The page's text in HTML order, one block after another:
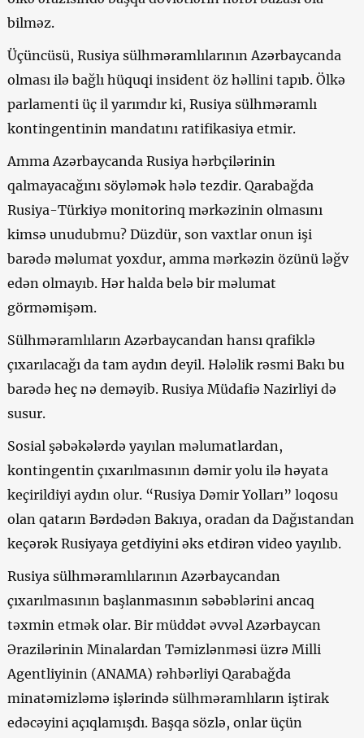
bilməz.
Üçüncüsü, Rusiya sülhməramlılarının Azərbaycanda
olması ilə bağlı hüquqi insident öz həllini tapıb. Ölkə
parlamenti üç il yarımdır ki, Rusiya sülhməramlı
kontingentinin mandatını ratifikasiya etmir.
Amma Azərbaycanda Rusiya hərbçilərinin
qalmayacağını söyləmək hələ tezdir. Qarabağda
Rusiya-Türkiyə monitorinq mərkəzinin olmasını
kimsə unudubmu? Düzdür, son vaxtlar onun işi
barədə məlumat yoxdur, amma mərkəzin özünü ləğv
edən olmayıb. Hər halda belə bir məlumat
görməmişəm.
Sülhməramlıların Azərbaycandan hansı qrafiklə
çıxarılacağı da tam aydın deyil. Hələlik rəsmi Bakı bu
barədə heç nə deməyib. Rusiya Müdafiə Nazirliyi də
susur.
Sosial şəbəkələrdə yayılan məlumatlardan,
kontingentin çıxarılmasının dəmir yolu ilə həyata
keçirildiyi aydın olur. “Rusiya Dəmir Yolları” loqosu
olan qatarın Bərdədən Bakıya, oradan da Dağıstandan
keçərək Rusiyaya getdiyini əks etdirən video yayılıb.
Rusiya sülhməramlılarının Azərbaycandan
çıxarılmasının başlanmasının səbəblərini ancaq
təxmin etmək olar. Bir müddət əvvəl Azərbaycan
Ərazilərinin Minalardan Təmizlənməsi üzrə Milli
Agentliyinin (ANAMA) rəhbərliyi Qarabağda
minatəmizləmə işlərində sülhməramlıların iştirak
edəcəyini açıqlamışdı. Başqa sözlə, onlar üçün